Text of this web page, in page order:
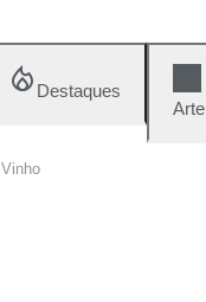
Destaques
Arte
Vinho